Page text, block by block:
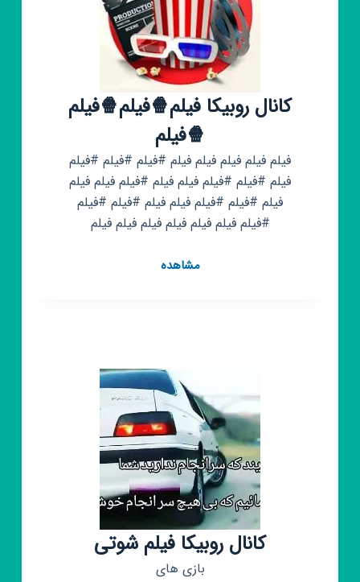
کانال روبیکا فیلم🍿فیلم🍿فیلم
🍿فیلم
فیلم فیلم فیلم فیلم فیلم #فیلم #فیلم #فیلم
فیلم #فیلم #فیلم فیلم فیلم #فیلم فیلم فیلم
فیلم #فیلم #فیلم فیلم فیلم #فیلم #فیلم
#فیلم فیلم فیلم فیلم فیلم فیلم فیلم
مشاهدهکانال
فیلم
🍿
فیلم
کانال روبیکا فیلم شوتی
بازی های